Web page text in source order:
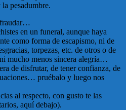
pesadumbre.
en un funeral, aunque haya
como forma de escapismo, ni de
torpezas, etc. de otros o de
mucho menos sincera alegría…
de disfrutar, de tener confianza, de
pruébalo y luego nos
al respecto, con gusto te las
aquí debajo).